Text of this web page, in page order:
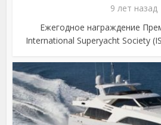
9 лет назад
Ежегодное награждение
International Superyacht Society